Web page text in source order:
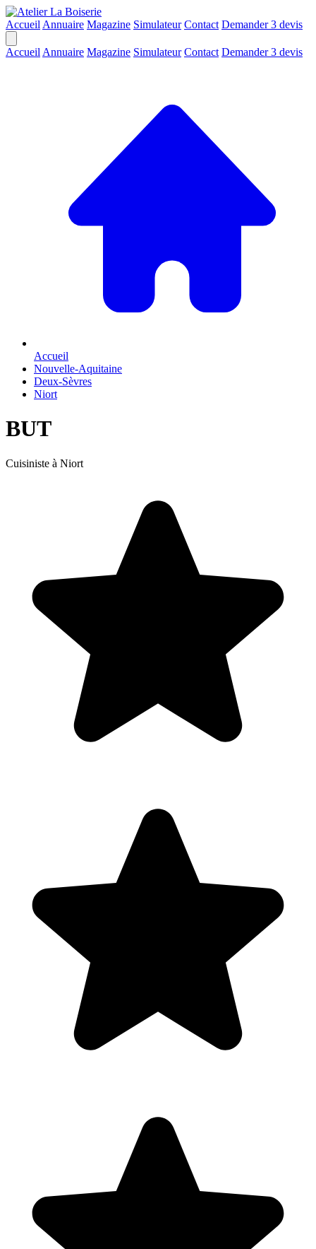
Accueil Annuaire Magazine Simulateur Contact Demander 3 devis
Accueil Annuaire Magazine Simulateur Contact Demander 3 devis
Accueil
Nouvelle-Aquitaine
Deux-Sèvres
Niort
BUT
Cuisiniste à Niort